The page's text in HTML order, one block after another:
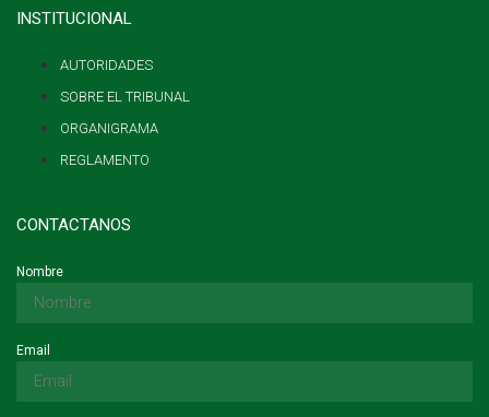
INSTITUCIONAL
AUTORIDADES
SOBRE EL TRIBUNAL
ORGANIGRAMA
REGLAMENTO
CONTACTANOS
Nombre
Email